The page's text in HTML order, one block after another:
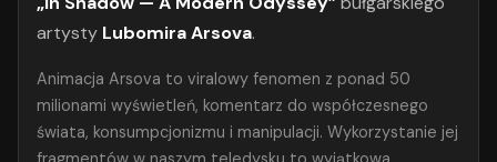
artysty Lubomira Arsova.
Animacja Arsova to viralowy fenomen z ponad 50
milionami wyświetleń, komentarz do współczesnego
świata, konsumpcjonizmu i manipulacji. Wykorzystanie jej